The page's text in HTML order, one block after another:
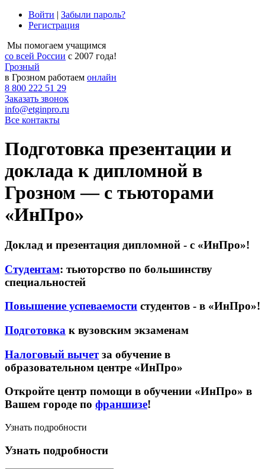
Войти | Забыли пароль?
Регистрация
Мы помогаем учащимся
со всей России с 2007 года!
Грозный
в Грозном работаем онлайн
8 800 222 51 29
Заказать звонок
info@etginpro.ru
Все контакты
Подготовка презентации и
доклада к дипломной в
Грозном — с тьюторами
«ИнПро»
Доклад и презентация дипломной - с «ИнПро»!
Студентам: тьюторство по большинству
специальностей
Повышение успеваемости студентов - в «ИнПро»!
Подготовка к вузовским экзаменам
Налоговый вычетза обучение в
образовательном центре «ИнПро»
Откройте центр помощи в обучении «ИнПро» в
Вашем городе по франшизе!
Узнать подробности
Узнать подробности